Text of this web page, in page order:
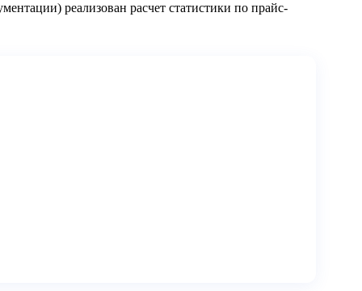
реализован расчет статистики по прайс-